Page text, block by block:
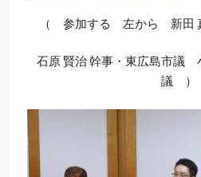
（ 参加する 左から 新田
石原 賢治 幹事・東広島市議
議 ）